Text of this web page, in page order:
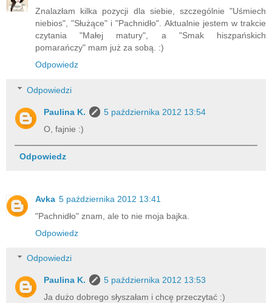
Znalazłam kilka pozycji dla siebie, szczególnie "Uśmiech
niebios", "Służące" i "Pachnidło". Aktualnie jestem w trakcie
czytania "Małej matury", a "Smak hiszpańskich
pomarańczy" mam już za sobą. :)
Odpowiedz
Odpowiedzi
Paulina K.
5 października 2012 13:54
O, fajnie :)
Odpowiedz
Avka 5 października 2012 13:41
"Pachnidło" znam, ale to nie moja bajka.
Odpowiedz
Odpowiedzi
Paulina K.
5 października 2012 13:53
Ja dużo dobrego słyszałam i chcę przeczytać :)